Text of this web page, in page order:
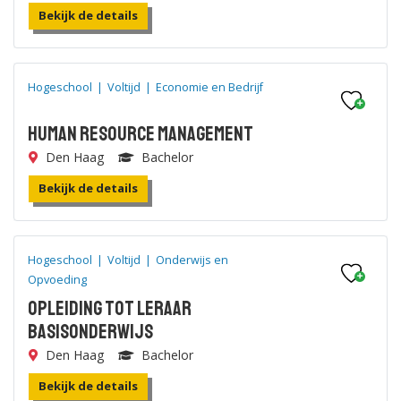
Bekijk de details
Hogeschool | Voltijd | Economie en Bedrijf
Human Resource Management
Den Haag Bachelor
Bekijk de details
Hogeschool | Voltijd | Onderwijs en
Opvoeding
Opleiding tot leraar
Basisonderwijs
Den Haag Bachelor
Bekijk de details